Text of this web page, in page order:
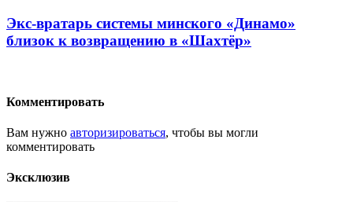
Экс-вратарь системы минского «Динамо»
близок к возвращению в «Шахтёр»
Комментировать
Вам нужно авторизироваться, чтобы вы могли
комментировать
Эксклюзив